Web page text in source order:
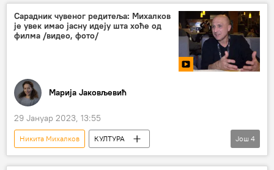
Радослав Зеленовић
Фестивал европског филма Палић
Сарадник чувеног редитеља: Михалков
је увек имао јасну идеју шта хоће од
филма /видео, фото/
Марија Јаковљевић
29 Јануар 2023, 13:55
Никита Михалков
КУЛТУРА
Култура – интервјуи и аналитика
Још 4